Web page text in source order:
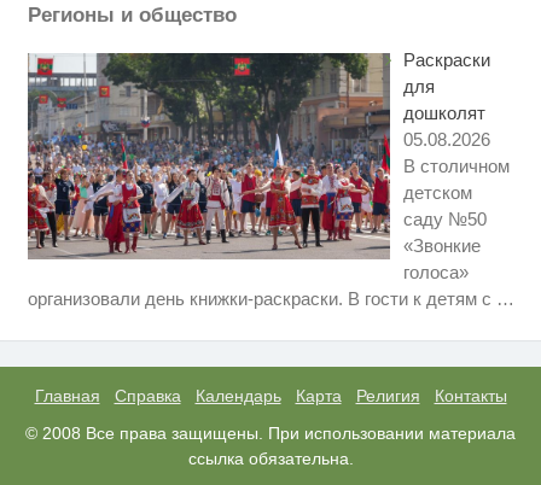
Регионы и общество
Раскраски
для
дошколят
05.08.2026
В столичном
детском
саду №50
«Звонкие
голоса»
организовали день книжки-раскраски. В гости к детям с …
Главная Справка Календарь Карта Религия
Контакты
© 2008 Все права защищены. При использовании материала
ссылка обязательна.
Ролик из Омска: вы будете
Крыма: Что люди вытворяют,
i
Королева вагона отожгла! Видео
не оставит равнодушным